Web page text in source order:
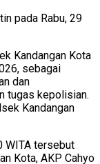
pada Rabu, 29
Kandangan Kota
sebagai
dan
tugas kepolisian.
Kandangan
WITA tersebut
Kota, AKP Cahyo